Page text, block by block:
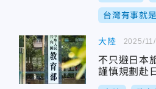
台灣有事就
大陸
不只避日本
謹慎規劃赴
2025/